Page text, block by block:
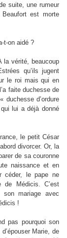
suite, une rumeur
est morte
t-on aidé ?
la vérité, beaucoup
qu’ils jugent
le roi mais qui en
faite duchesse de
duchesse d’ordure
lui a déjà donné
le petit César
divorcer. Or, la
de sa couronne
naissance et en
céder, le pape ne
de Médicis. C’est
son mariage avec
!
pas pourquoi son
Marie, de